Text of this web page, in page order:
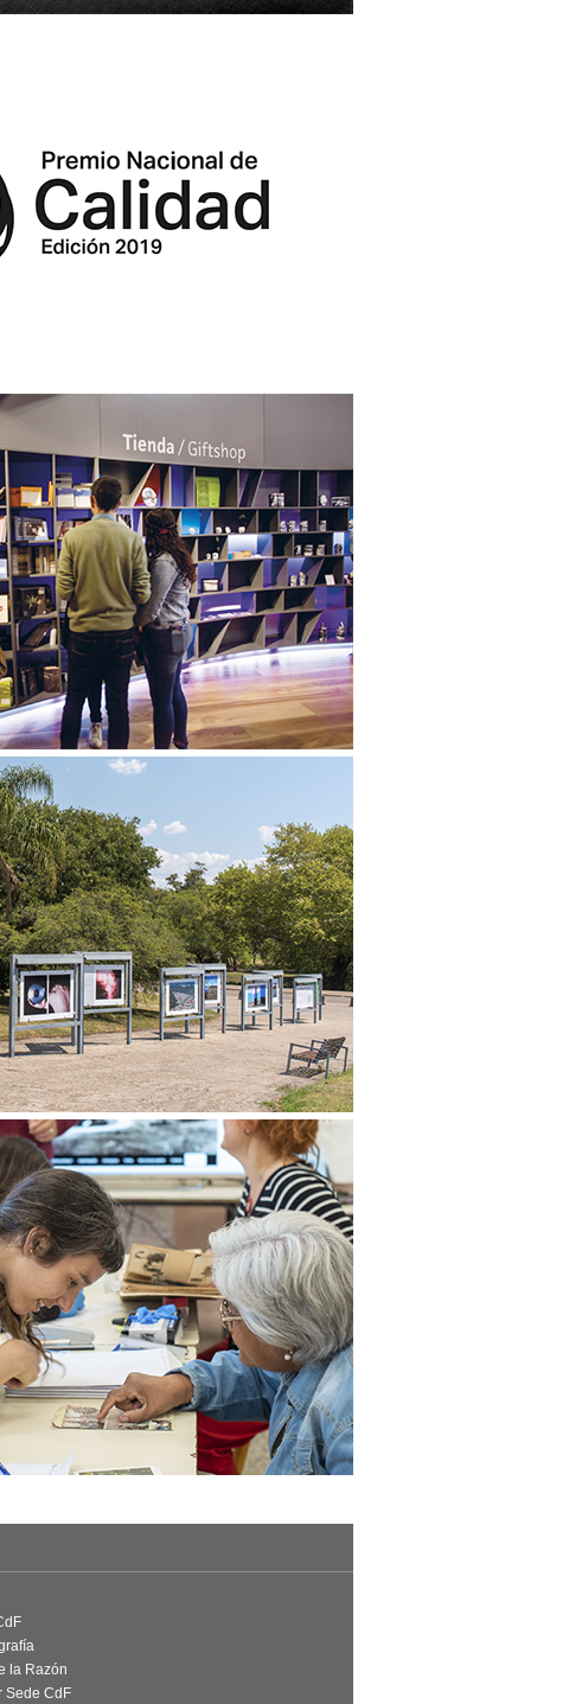
la Razón
Sede CdF